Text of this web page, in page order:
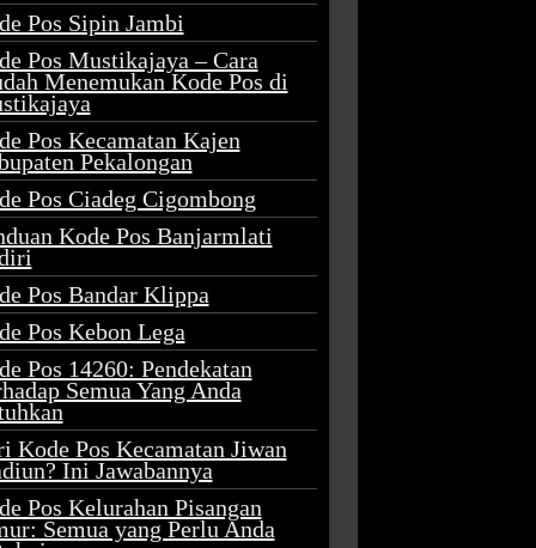
Pos Sipin Jambi
Pos Mustikajaya – Cara
Menemukan Kode Pos di
Pos Kecamatan Kajen
Pekalongan
Pos Ciadeg Cigombong
Kode Pos Banjarmlati
Pos Bandar Klippa
Pos Kebon Lega
Pos 14260: Pendekatan
Semua Yang Anda
Kode Pos Kecamatan Jiwan
Ini Jawabannya
Pos Kelurahan Pisangan
Semua yang Perlu Anda